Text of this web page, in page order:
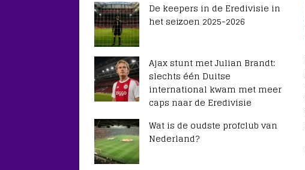
De keepers in de Eredivisie in
het seizoen 2025-2026
Ajax stunt met Julian Brandt:
slechts één Duitse
international kwam met meer
caps naar de Eredivisie
Wat is de oudste profclub van
Nederland?